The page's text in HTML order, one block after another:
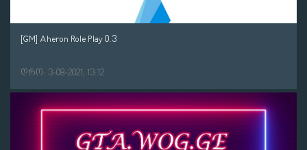
[GM] Aheron Role Play 0.3
დრო: 3-08-2021, 13:12